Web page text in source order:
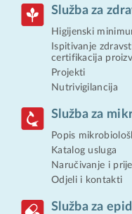
Služba za
Higijenski
Ispitivanje
certifikacija
Projekti
Nutrivigilancija
Služba za
Popis
Katalog usluga
Naručivanje i
Odjeli i kontakti
Služba za